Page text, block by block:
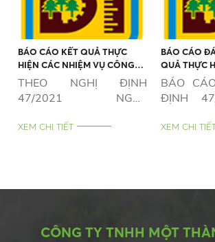
BÁO CÁO KẾT QUẢ THỰC
HIỆN CÁC NHIỆM VỤ CÔNG
ÍCH VÀ TRÁCH NHIỆM XÃ HỘI
(NẾU CÓ) NĂM 2025
THEO NGHỊ ĐỊNH
47/2021 NGÀY
XEM CHI TIẾT
BÁO CÁO
QUẢ THỰC
SẢN XUẤT
2025
BÁO
ĐỊNH
XEM CHI
CÔNG TY TNHH MỘT